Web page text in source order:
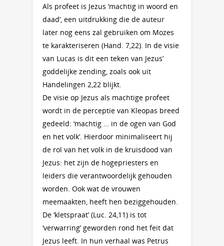
Als profeet is Jezus ‘machtig in woord en
daad’, een uitdrukking die de auteur
later nog eens zal gebruiken om Mozes
te karakteriseren (Hand. 7,22). In de visie
van Lucas is dit een teken van Jezus’
goddelijke zending, zoals ook uit
Handelingen 2,22 blijkt.
De visie op Jezus als machtige profeet
wordt in de perceptie van Kleopas breed
gedeeld: ‘machtig … in de ogen van God
en het volk’. Hierdoor minimaliseert hij
de rol van het volk in de kruisdood van
Jezus: het zijn de hogepriesters en
leiders die verantwoordelijk gehouden
worden. Ook wat de vrouwen
meemaakten, heeft hen beziggehouden.
De ‘kletspraat’ (Luc. 24,11) is tot
‘verwarring’ geworden rond het feit dat
Jezus leeft. In hun verhaal was Petrus